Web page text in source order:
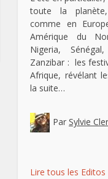
toute la
comme en
Amérique du
Nigeria,
Zanzibar : les
Afrique, révélant
la suite…
Par Sylvie
Lire tous les Editos